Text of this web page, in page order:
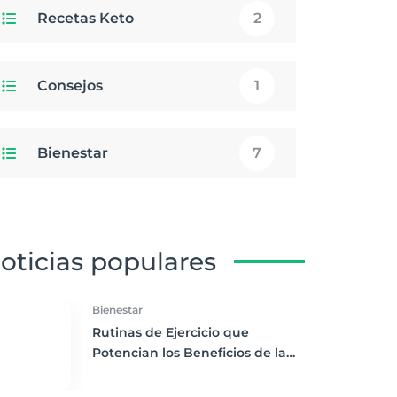
Recetas Keto 2
Consejos 1
Bienestar 7
populares
Bienestar
Rutinas de Ejercicio que
Potencian los Beneficios de la